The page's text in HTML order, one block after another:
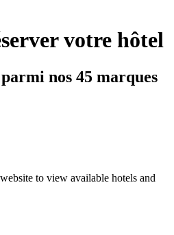
votre hôtel
nos 45 marques
to view available hotels and